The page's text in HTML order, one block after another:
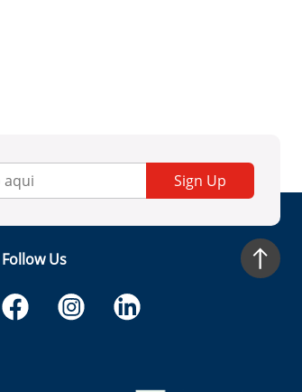
Sign Up
Follow Us